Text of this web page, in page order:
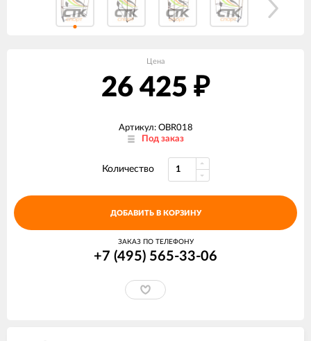
Цена
26 425 ₽
Артикул: OBR018
Под заказ
Количество
ДОБАВИТЬ В КОРЗИНУ
ЗАКАЗ ПО ТЕЛЕФОНУ
+7 (495) 565-33-06